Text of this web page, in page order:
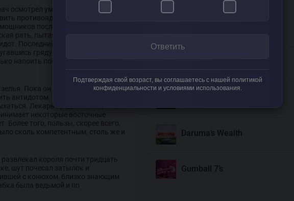
осмотрел умирающих, ругавшихся
противоядие – ему как раз
посла с собой на всякий
рать, пытаясь свершить правый
Последний куда-то
грядущей расправы! Зато
напоить посла и его величество
зелья. Пока он приносил королю
антидотом. Вроде бы процесс шел
Лекарь предположил, что,
некоторые восточные
Более того, пользы, скорее всего,
сколь компетентным, столь же и
короля почти тридцать
шут почесал затылок и
с конюхом, близко знающим
была ведьмой и по
Daruma’s Wealth
Gumball 7’s
Ответить
Подтверждая свой возраст, вы соглашаетесь с нашей политикой
конфиденциальности и условиями использования.